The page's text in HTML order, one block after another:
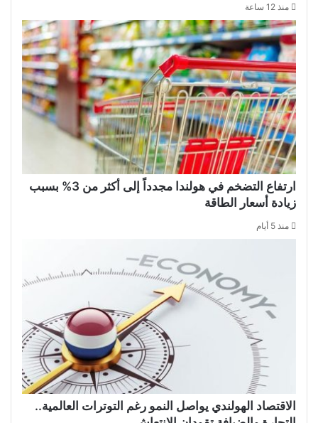
منذ 12 ساعة
ارتفاع التضخم في هولندا مجدداً إلى أكثر من 3% بسبب
زيادة أسعار الطاقة
منذ 5 أيام
الاقتصاد الهولندي يواصل النمو رغم التوترات العالمية..